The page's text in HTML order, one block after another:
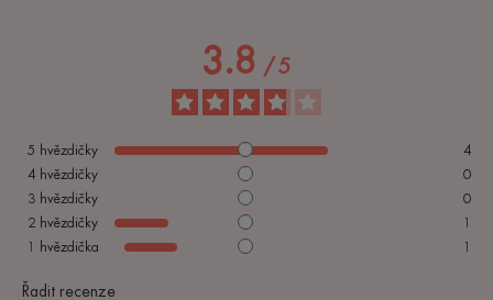
3.8 /5
5 hvězdičky
4
4 hvězdičky
0
3 hvězdičky
0
2 hvězdičky
1
1
hvězdička 1
Řadit recenze